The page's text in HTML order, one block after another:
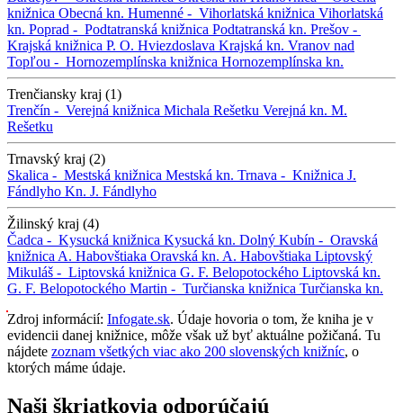
knižnica Obecná kn. Humenné - Vihorlatská knižnica Vihorlatská
kn. Poprad - Podtatranská knižnica Podtatranská kn. Prešov -
Krajská knižnica P. O. Hviezdoslava Krajská kn. Vranov nad
Topľou - Hornozemplínska knižnica Hornozemplínska kn.
Trenčiansky kraj (1)
Trenčín - Verejná knižnica Michala Rešetku Verejná kn. M.
Rešetku
Trnavský kraj (2)
Skalica - Mestská knižnica Mestská kn. Trnava - Knižnica J.
Fándlyho Kn. J. Fándlyho
Žilinský kraj (4)
Čadca - Kysucká knižnica Kysucká kn. Dolný Kubín - Oravská
knižnica A. Habovštiaka Oravská kn. A. Habovštiaka Liptovský
Mikuláš - Liptovská knižnica G. F. Belopotockého Liptovská kn.
G. F. Belopotockého Martin - Turčianska knižnica Turčianska kn.
Zdroj informácií: Infogate.sk. Údaje hovoria o tom, že kniha je v
evidencii danej knižnice, môže však už byť aktuálne požičaná. Tu
nájdete zoznam všetkých viac ako 200 slovenských knižníc, o
ktorých máme údaje.
Naši škriatkovia odporúčajú